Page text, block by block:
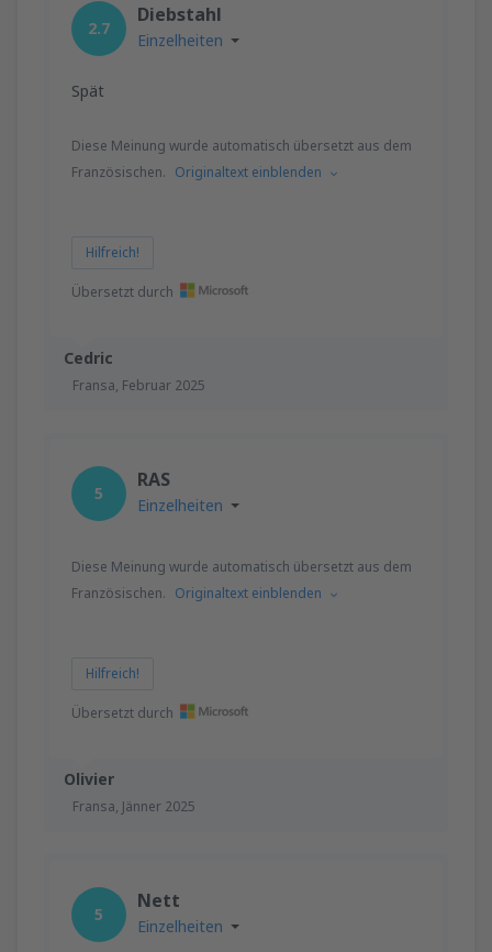
Cedric
Fransa, Februar 2025
2.7
Diebstahl
Einzelheiten
Spät
Diese Meinung wurde automatisch übersetzt aus dem
Französischen. Originaltext einblenden
Hilfreich!
Übersetzt durch
Olivier
Fransa, Jänner 2025
5
RAS
Einzelheiten
Diese Meinung wurde automatisch übersetzt aus dem
Französischen. Originaltext einblenden
Hilfreich!
Übersetzt durch
5
Nett
Einzelheiten